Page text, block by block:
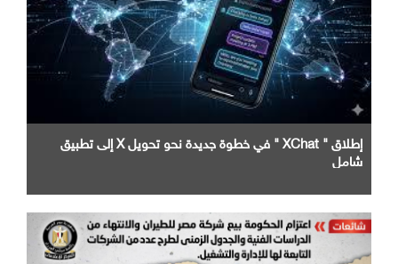
إطلاق " XChat " في خطوة جديدة نحو تحويل X إلى تطبيق
شامل